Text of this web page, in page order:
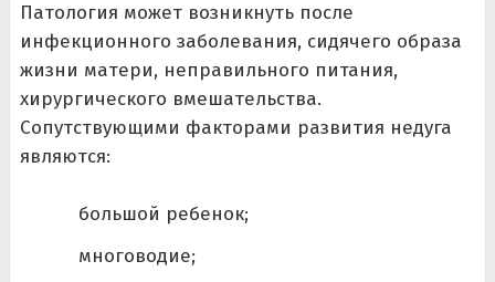
Патология может возникнуть после
инфекционного заболевания, сидячего образа
жизни матери, неправильного питания,
хирургического вмешательства.
Сопутствующими факторами развития недуга
являются:
большой ребенок;
многоводие;